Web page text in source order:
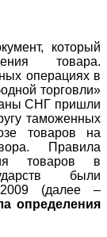
который
товара.
операциях в
торговли»
СНГ пришли
таможенных
товаров на
Правила
товаров в
были
(далее –
определения